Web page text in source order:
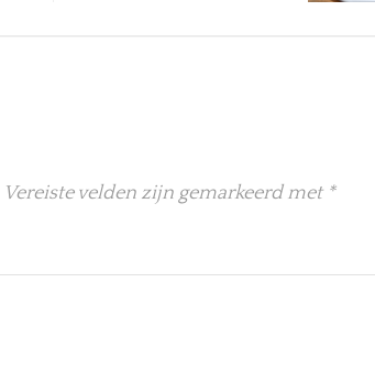
Vereiste velden zijn gemarkeerd met *